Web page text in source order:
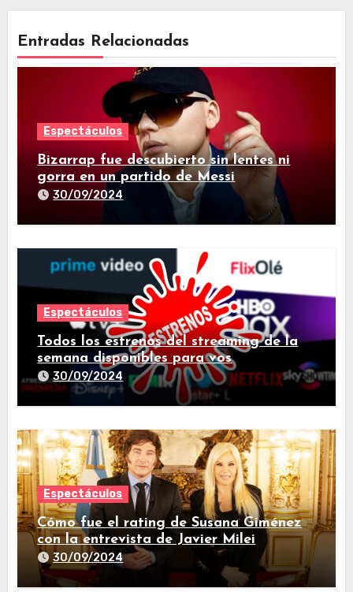
Entradas Relacionadas
Espectáculos
Bizarrap fue descubierto sin lentes ni
gorra en un partido de Messi
30/09/2024
Espectáculos
Todos los estrenos del streaming de la
semana disponibles para vos
30/09/2024
Espectáculos
Cómo fue el rating de Susana Giménez
con la entrevista de Javier Milei
30/09/2024